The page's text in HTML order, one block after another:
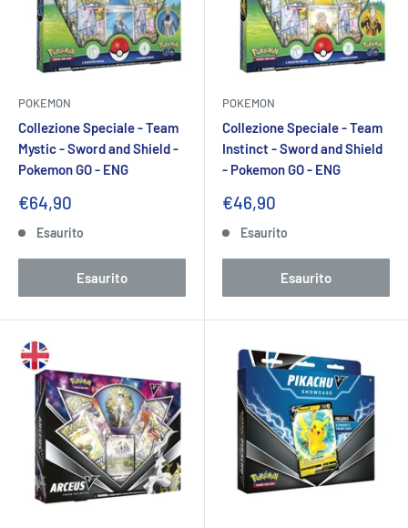
POKEMON
Collezione Speciale - Team
Mystic - Sword and Shield -
Pokemon GO - ENG
Prezzo
€64,90
Esaurito
Esaurito
POKEMON
Collezione Speciale - Team
Instinct - Sword and Shield
- Pokemon GO - ENG
Prezzo
€46,90
Esaurito
Esaurito